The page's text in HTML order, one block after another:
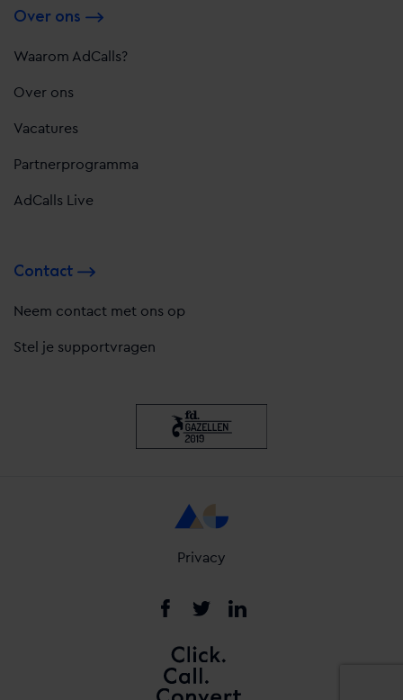
Over ons
Waarom AdCalls?
Over ons
Vacatures
Partnerprogramma
AdCalls Live
Contact
Neem contact met ons op
Stel je supportvragen
Privacy